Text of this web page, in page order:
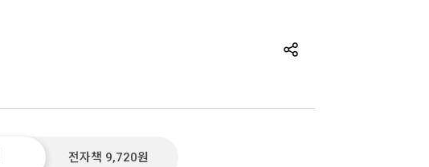
전자책 9,720원